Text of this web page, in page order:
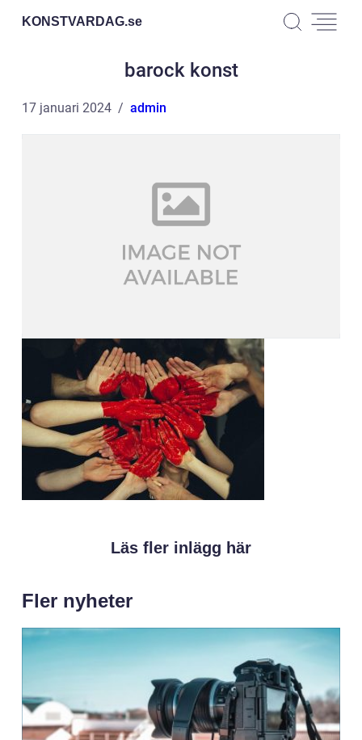
KONSTVARDAG.se
barock konst
17 januari 2024 admin
Läs fler inlägg här
Fler nyheter